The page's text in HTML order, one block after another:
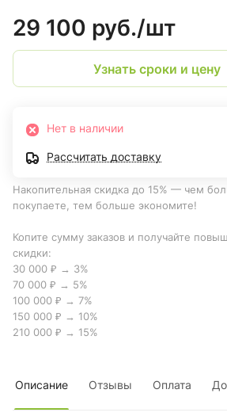
29 100 руб./шт
Узнать сроки и цену
Нет в наличии
Рассчитать доставку
Накопительная скидка до 15% — чем
покупаете, тем больше экономите!
Копите сумму заказов и получайте
скидки:
30 000 ₽ → 3%
70 000 ₽ → 5%
100 000 ₽ → 7%
150 000 ₽ → 10%
210 000 ₽ → 15%
Описание Отзывы Оплата